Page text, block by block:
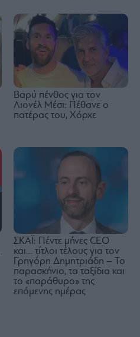
Βαρύ πένθος για τον
Λιονέλ Μέσι: Πέθανε ο
πατέρας του, Χόρχε
ΣΚΑΪ: Πέντε μήνες CEO
και… τίτλοι τέλους για τον
Γρηγόρη Δημητριάδη – Το
παρασκήνιο, τα ταξίδια και
το «παράθυρο» της
επόμενης ημέρας